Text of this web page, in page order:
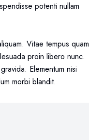
potenti nullam
Vitae tempus quam
proin libero nunc.
Elementum nisi
morbi blandit.